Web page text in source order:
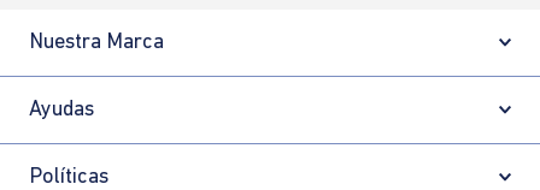
Nuestra Marca
Ayudas
Políticas